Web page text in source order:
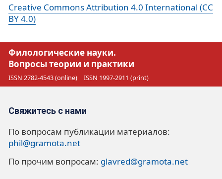
Creative Commons Attribution 4.0 International (CC
BY 4.0)
Филологические науки.
Вопросы теории и практики
ISSN 2782-4543 (online) ISSN 1997-2911 (print)
Свяжитесь с нами
По вопросам публикации материалов:
phil@gramota.net
По прочим вопросам: glavred@gramota.net